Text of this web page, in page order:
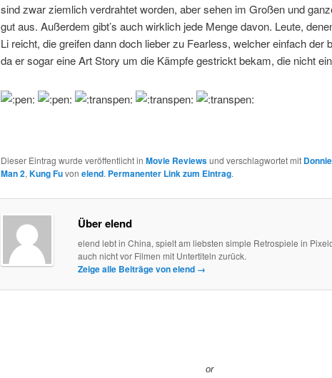
sind zwar ziemlich verdrahtet worden, aber sehen im Großen und
gut aus. Außerdem gibt’s auch wirklich jede Menge davon. Leute,
Li reicht, die greifen dann doch lieber zu Fearless, welcher einfach der
da er sogar eine Art Story um die Kämpfe gestrickt bekam, die nicht
Dieser Eintrag wurde veröffentlicht in Movie Reviewsund verschlagwortet mit
Man 2, Kung Fuvon elend. Permanenter Link zum Eintrag.
Über elend
elend lebt in China, spielt am liebsten simple Retrospiele in
auch nicht vor Filmen mit Untertiteln zurück.
Zeige alle Beiträge von elend →
or